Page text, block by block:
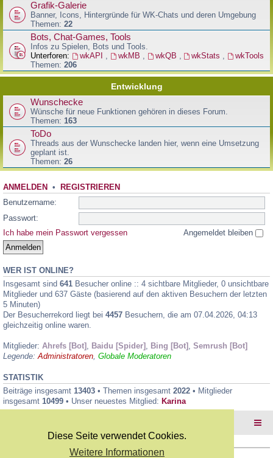
Diese Seite verwendet Cookies.
Weitere Informationen
Grafik-Galerie
Banner, Icons, Hintergründe für WK-Chats und deren Umgebung
Themen: 22
Bots, Chat-Games, Tools
Infos zu Spielen, Bots und Tools.
Unterforen:
wkAPI , wkMB , wkQB , wkStats ,
wkTools
Themen: 206
Entwicklung
Wunschecke
Wünsche für neue Funktionen gehören in dieses Forum.
Themen: 163
ToDo
Threads aus der Wunschecke landen hier, wenn eine Umsetzung
geplant ist.
Themen: 26
ANMELDEN • REGISTRIEREN
Benutzername:
Passwort:
Ich habe mein Passwort vergessen
Angemeldet bleiben
WER IST ONLINE?
Insgesamt sind 641 Besucher online :: 4 sichtbare Mitglieder, 0 unsichtbare
Mitglieder und 637 Gäste (basierend auf den aktiven Besuchern der letzten
5 Minuten)
Der Besucherrekord liegt bei 4457 Besuchern, die am 07.04.2026, 04:13
gleichzeitig online waren.
Mitglieder: Ahrefs [Bot] , Baidu [Spider] , Bing [Bot] , Semrush [Bot]
Legende:Administratoren, Globale Moderatoren
STATISTIK
Beiträge insgesamt 13403 • Themen insgesamt 2022 • Mitglieder
insgesamt 10499 • Unser neuestes Mitglied: Karina